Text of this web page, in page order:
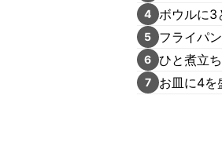
4 ボウルに3
5 フライパ
6 ひと煮立
7 お皿に4を